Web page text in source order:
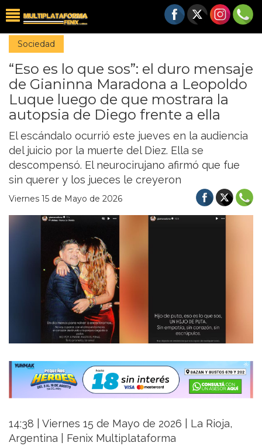
Sociedad
“Eso es lo que sos”: el duro mensaje
de Gianinna Maradona a Leopoldo
Luque luego de que mostrara la
autopsia de Diego frente a ella
El escándalo ocurrió este jueves en la audiencia
del juicio por la muerte del Diez. Ella se
descompensó. El neurocirujano afirmó que fue
sin querer y los jueces le creyeron
Viernes 15 de Mayo de 2026
14:38 | Viernes 15 de Mayo de 2026 | La Rioja,
Argentina | Fenix Multiplataforma